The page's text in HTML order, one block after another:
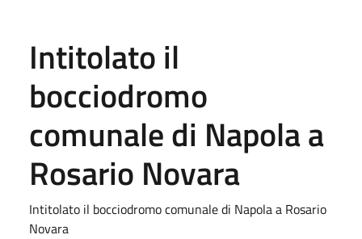
Intitolato il
bocciodromo
comunale di Napola a
Rosario Novara
Intitolato il bocciodromo comunale di Napola a Rosario
Novara